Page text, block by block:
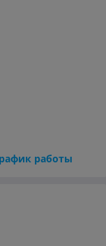
работы